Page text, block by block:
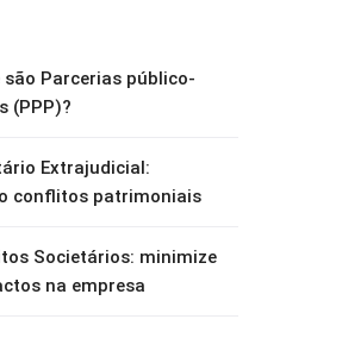
são Parcerias público-
(PPP)?
Extrajudicial:
conflitos patrimoniais
Societários: minimize
na empresa